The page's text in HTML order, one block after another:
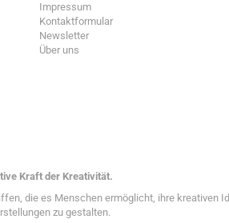
Impressum
Kontaktformular
Newsletter
Über uns
Kraft der Kreativität.
die es Menschen ermöglicht, ihre kreativen
zu gestalten.